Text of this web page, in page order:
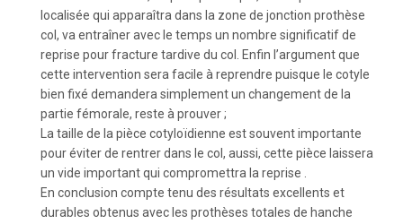
localisée qui apparaîtra dans la zone de jonction prothèse
col, va entraîner avec le temps un nombre significatif de
reprise pour fracture tardive du col. Enfin l’argument que
cette intervention sera facile à reprendre puisque le cotyle
bien fixé demandera simplement un changement de la
partie fémorale, reste à prouver ;
La taille de la pièce cotyloïdienne est souvent importante
pour éviter de rentrer dans le col, aussi, cette pièce laissera
un vide important qui compromettra la reprise .
En conclusion compte tenu des résultats excellents et
durables obtenus avec les prothèses totales de hanche